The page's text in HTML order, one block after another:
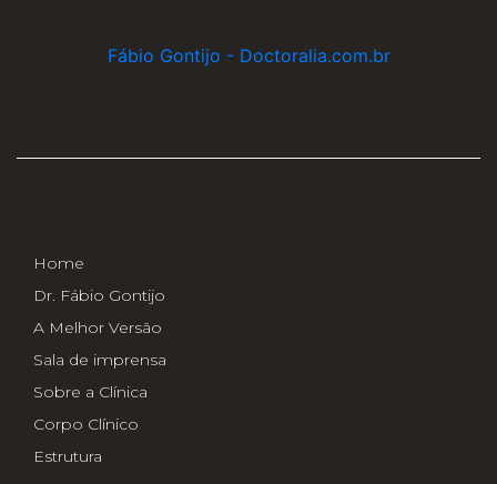
Fábio Gontijo - Doctoralia.com.br
Home
Dr. Fábio Gontijo
A Melhor Versão
Sala de imprensa
Sobre a Clínica
Corpo Clínico
Estrutura